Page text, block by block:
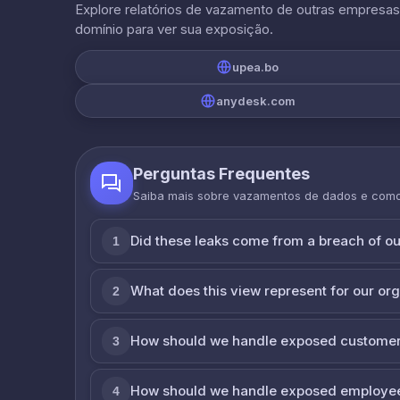
Explore relatórios de vazamento de outras
domínio para ver sua exposição.
upea.bo
anydesk.com
Perguntas Frequentes
Saiba mais sobre vazamentos de dados e
1 Did these leaks come from a breach of
2 What does this view represent for our
3 How should we handle exposed
4 How should we handle exposed